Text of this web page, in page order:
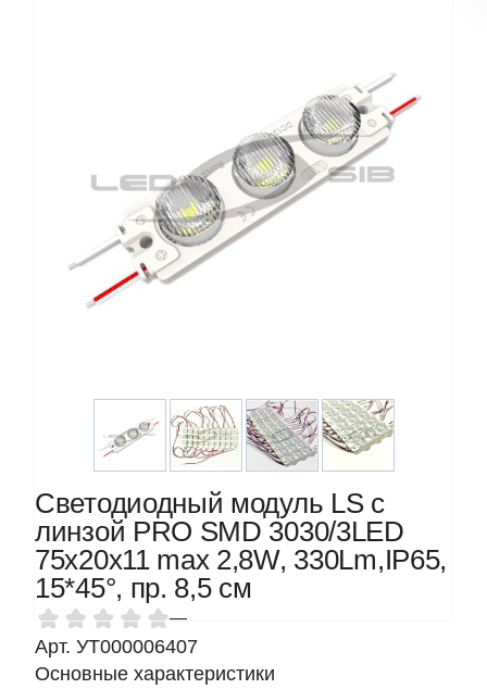
Светодиодный модуль LS с
линзой PRO SMD 3030/3LED
75х20х11 max 2,8W, 330Lm,IP65,
15*45°, пр. 8,5 см
—
Арт. УТ000006407
Основные характеристики